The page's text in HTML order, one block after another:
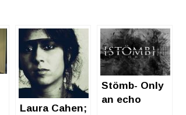
Laura Cahen;
Stömb- Only
an echo